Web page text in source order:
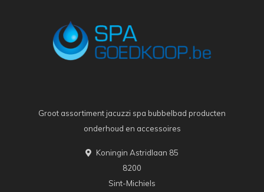
Groot assortiment jacuzzi spa bubbelbad producten
onderhoud en accessoires
Koningin Astridlaan 85
8200
Sint-Michiels